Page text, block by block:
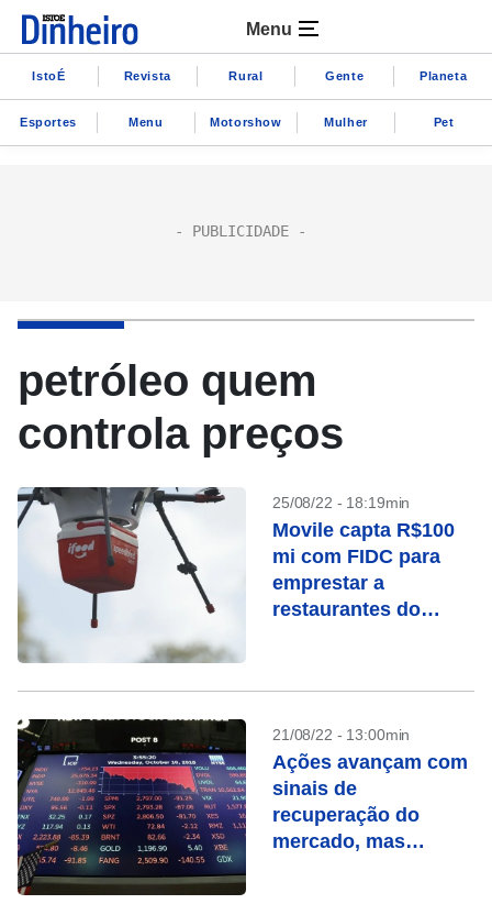
Menu
IstoÉ Revista Rural Gente Planeta
Esportes Menu Motorshow Mulher Pet
petróleo quem
controla preços
25/08/22 - 18:19min
Movile capta R$100
mi com FIDC para
emprestar a
restaurantes do
21/08/22 - 13:00min
Ações avançam com
sinais de
recuperação do
mercado, mas